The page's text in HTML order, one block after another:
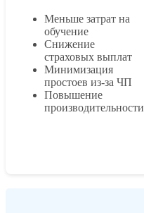
Меньше затрат на
обучение
Снижение
страховых выплат
Минимизация
простоев из-за ЧП
Повышение
производительности